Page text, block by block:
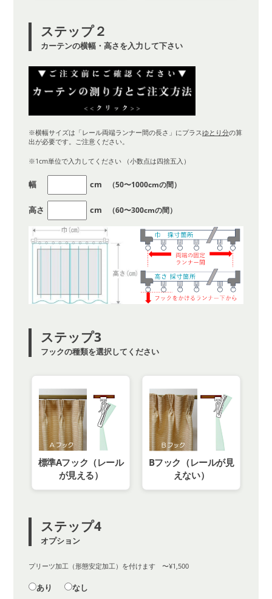
ステップ２
カーテンの横幅・高さを入力して下さい
※横幅サイズは「レール両端ランナー間の長さ」にプラスゆとり分の算
出が必要です。ご注意ください。
※1cm単位で入力してください （小数点は四捨五入）
幅 cm （50〜1000cmの間）
高さ cm （60〜300cmの間）
ステップ3
フックの種類を選択してください
標準Aフック（レール
が見える）
Bフック（レールが見
えない）
ステップ4
オプション
プリーツ加工（形態安定加工）を付けます 〜¥1,500
あり なし